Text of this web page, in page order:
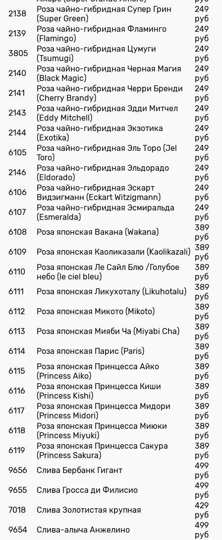
2138
Роза чайно-гибридная Супер Грин
(Super Green)
249
руб
2139
Роза чайно-гибридная Фламинго
(Flamingo)
249
руб
3805
Роза чайно-гибридная Цумуги
(Tsumugi)
249
руб
2140
Роза чайно-гибридная Черная Магия
(Black Magic)
249
руб
2141
Роза чайно-гибридная Черри Бренди
(Cherry Brandy)
249
руб
2143
Роза чайно-гибридная Эдди Митчел
(Eddy Mitchell)
249
руб
2144
Роза чайно-гибридная Экзотика
(Exotika)
249
руб
6105
Роза чайно-гибридная Эль Торо (Jel
Toro)
249
руб
2146
Роза чайно-гибридная Эльдорадо
(Eldorado)
249
руб
6106
Роза чайно-гибридная Эскарт
Видзигманн (Eckart Witzigmann)
249
руб
6107
Роза чайно-гибридная Эсмиральда
(Esmeralda)
249
руб
6108
Роза японская Вакана (Wakana)
389
руб
6109
Роза японская Каоликазали (Kaolikazali) 389
руб
6110
Роза японская Ле Сайл Блю /Голубое
небо (le ciel bleu)
389
руб
6111
Роза японская Ликухоталу (Likuhotalu)
389
руб
6112
Роза японская Микото (Mikoto)
389
руб
6113
Роза японская Мияби Ча (Miyabi Cha)
389
руб
6114
Роза японская Парис (Paris)
389
руб
6115
Роза японская Принцесса Айко
(Princess Aiko)
389
руб
6116
Роза японская Принцесса Киши
(Princess Kishi)
389
руб
6117
Роза японская Принцесса Мидори
(Princess Midori)
389
руб
6118
Роза японская Принцесса Миюки
(Princess Miyuki)
389
руб
6119
Роза японская Принцесса Сакура
(Princess Sakura)
389
руб
9656
Слива Бербанк Гигант
499
руб
9655
Слива Гросса ди Филисио
499
руб
7018
Слива Золотистая крупная
429
руб
9654
Слива-алыча Анжелино
499
руб